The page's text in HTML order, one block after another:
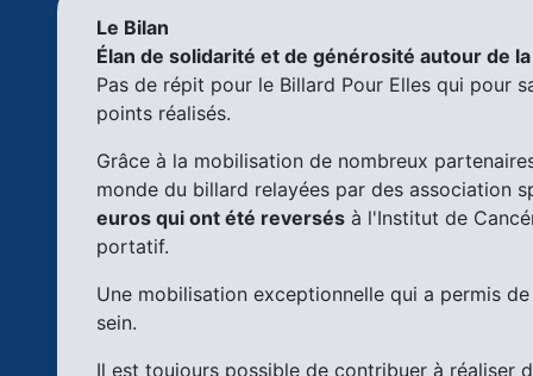
Le Bilan
Élan de solidarité et de générosité autour de
Pas de répit pour le Billard Pour Elles qui pour
points réalisés.
Grâce à la mobilisation de nombreux
monde du billard relayées par des association
euros qui ont été reversés à l'Institut de
portatif.
Une mobilisation exceptionnelle qui a permis
sein.
Il est toujours possible de contribuer à réaliser